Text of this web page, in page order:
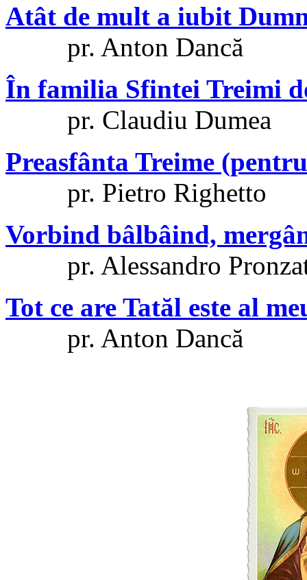
Atât de mult a iubit
pr. Anton Dancă
În familia Sfintei Treimi
pr. Claudiu Dumea
Preasfânta Treime
pr. Pietro Righetto
Vorbind bâlbâind,
pr. Alessandro
Tot ce are Tatăl este al
pr. Anton Dancă